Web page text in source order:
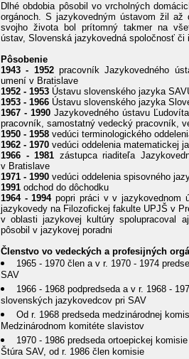
Dlhé obdobia pôsobil vo vrcholných
orgánoch. S jazykovedným ústavom žil až
svojho života bol prítomný takmer na
ústav, Slovenská jazykovedná spoločnosť
Pôsobenie
1943 - 1952pracovník Jazykovedného
umení v Bratislave
1952 - 1953 Ústavu slovenského jazyka
1953 - 1966 Ústavu slovenského jazyka
1967 - 1990Jazykovedného ústavu
pracovník, samostatný vedecký pracovník,
1950 - 1958 vedúci terminologického
1962 - 1970 vedúci oddelenia matematickej
1966 - 1981 zástupca riaditeľa
v Bratislave
1971 - 1990 vedúci oddelenia spisovného
1991 odchod do dôchodku
1964 - 1994popri práci v v jazykovednom
jazykovedy na Filozofickej fakulte UPJŠ v
v oblasti jazykovej kultúry spolupracoval
pôsobil v jazykovej poradni
Členstvo vo vedeckých a profesijných
1965 - 1970 člen a v r. 1970 - 1974
SAV
1966 - 1968 podpredseda a v r. 1968 -
slovenských jazykovedcov pri SAV
Od r. 1968 predseda medzinárodnej
Medzinárodnom komitéte slavistov
1970 - 1986 predseda ortoepickej
Štúra SAV, od r. 1986 člen komisie